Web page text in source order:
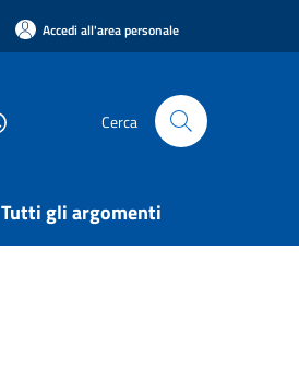
Accedi all'area personale
Cerca
Tutti gli argomenti